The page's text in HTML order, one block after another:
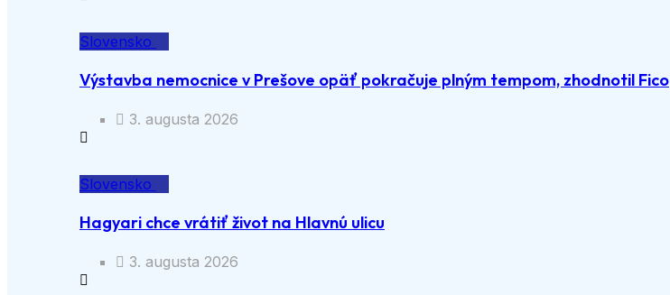
Slovensko
Výstavba nemocnice v Prešove opäť pokračuje plným tempom, zhodnotil Fico
3. augusta 2026
Slovensko
Hagyari chce vrátiť život na Hlavnú ulicu
3. augusta 2026